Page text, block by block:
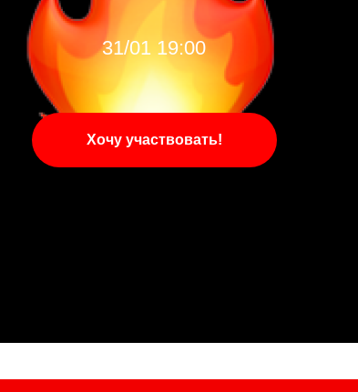
31/01 19:00
Хочу участвовать!